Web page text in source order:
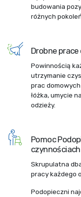
budowania
różnych
Drobne
Powinnością
utrzymanie
prac
łóżka, umycie
odzieży.
Pomoc
Skrupulatna
pracy każdego
Podopieczni